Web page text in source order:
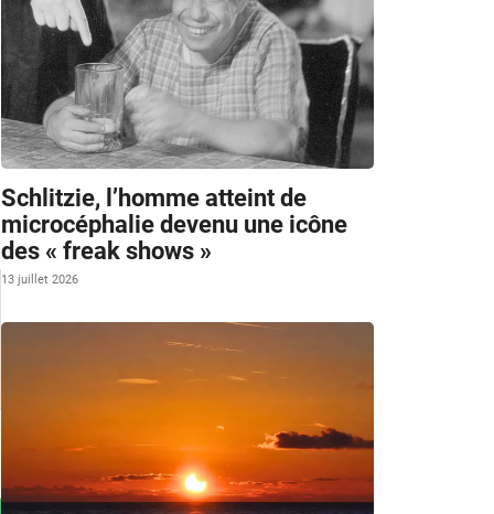
Schlitzie, l’homme atteint de
microcéphalie devenu une icône
des « freak shows »
13 juillet 2026